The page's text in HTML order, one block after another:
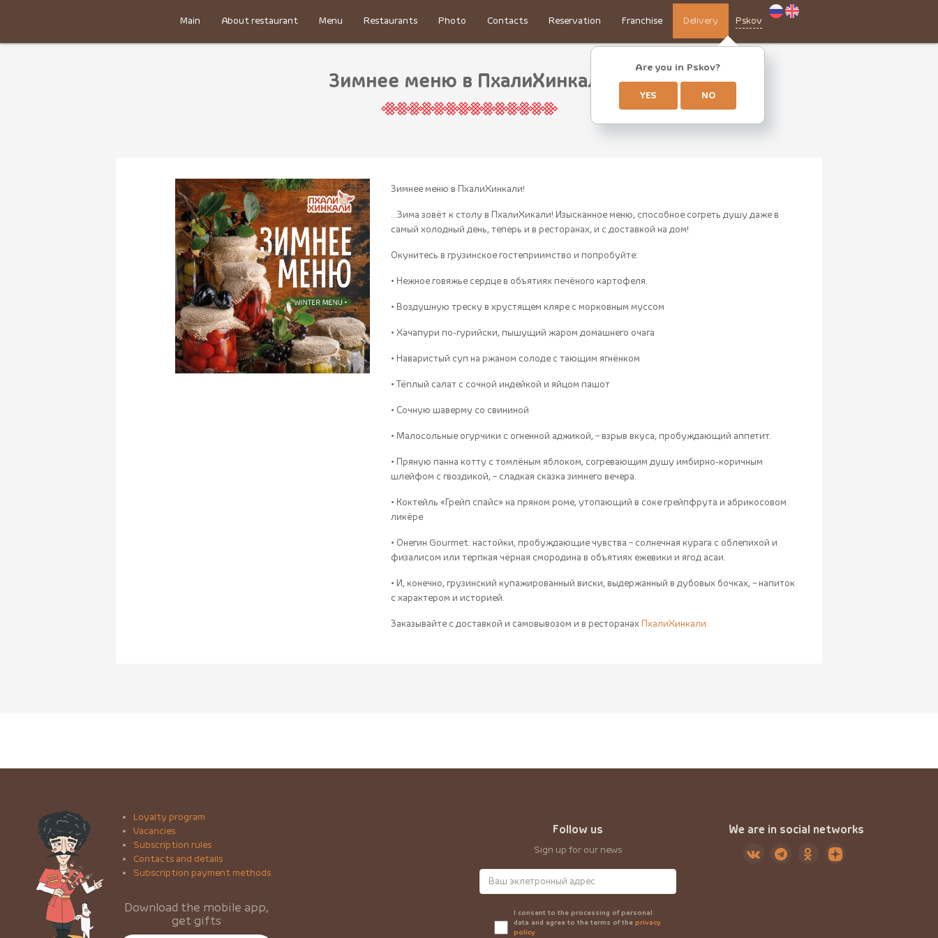
Main About restaurant Menu Restaurants Photo Contacts Reservation Franchise Delivery Pskov
Are you in Pskov?
YES NO
Зимнее меню в ПхалиХинкали
Зимнее меню в ПхалиХинкали!
...Зима зовёт к столу в ПхалиХикали! Изысканное меню, способное согреть душу даже в
самый холодный день, теперь и в ресторанах, и с доставкой на дом!
Окунитесь в грузинское гостеприимство и попробуйте:
• Нежное говяжье сердце в объятиях печёного картофеля.
• Воздушную треску в хрустящем кляре с морковным муссом
• Хачапури по-гурийски, пышущий жаром домашнего очага
• Наваристый суп на ржаном солоде с тающим ягнёнком
• Тёплый салат с сочной индейкой и яйцом пашот
• Сочную шаверму со свининой
• Малосольные огурчики с огненной аджикой, – взрыв вкуса, пробуждающий аппетит.
• Пряную панна котту с томлёным яблоком, согревающим душу имбирно-коричным
шлейфом с гвоздикой, – сладкая сказка зимнего вечера.
• Коктейль «Грейп спайс» на пряном роме, утопающий в соке грейпфрута и абрикосовом
ликёре
• Онегин Gourmet: настойки, пробуждающие чувства – солнечная курага с облепихой и
физалисом или терпкая чёрная смородина в объятиях ежевики и ягод асаи.
• И, конечно, грузинский купажированный виски, выдержанный в дубовых бочках, – напиток
с характером и историей.
Заказывайте с доставкой и самовывозом и в ресторанахПхалиХинкали
Loyalty program
Vacancies
Subscription rules
Contacts and details
Subscription payment methods
Download the mobile app,
get gifts
Follow us
Sign up for our news
I consent to the processing of personal
data and agree to the terms of the privacy
policy
We are in social networks